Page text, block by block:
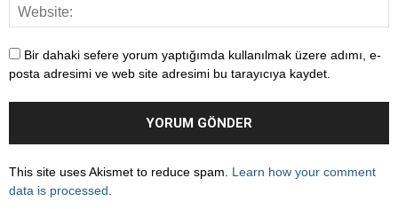
Bir dahaki sefere yorum yaptığımda kullanılmak üzere adımı, e-
posta adresimi ve web site adresimi bu tarayıcıya kaydet.
This site uses Akismet to reduce spam. Learn how your comment
data is processed.